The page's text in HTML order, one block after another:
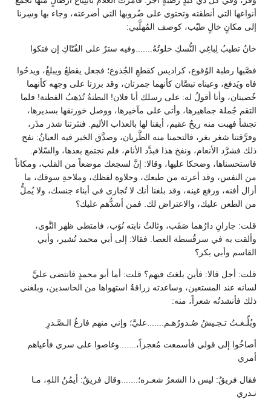
أنواعها التي أنطقته وتحتوي على ضُروبها التي أضرعته، وجاء بها وسِرنا
إلى مكانٍ خالٍ طيّب، كوصف المُهلَّبي:
خانٌ تطيبُ لِباغِي النُّسكِ خلوتُهُ.......وفيه سترٌ على الفُتّاكِ إن فتكوا
فصَّبها رطبة الوُقوع، كراديس كقطعِ الجُذوع؛ فجعل يقطعُ ويبلغُ، ويدحُوا
فاه ويَدفع، وعيناه تبصَّان كأنهما جمرتان، وقد برزتا على وجهه كأنهما
خُصيتان، وأنا أقولُ له: على رسلك أبا فلان! البطنةُ تُذهبُ الفطنة! فلما
التقم جُملة جماهيرها، وأتى على مآخيرها، ووصل خورنقها بسديرها،
تجشأ فهبت منه ريحٌ عقيم، أيقنا لها بالعذاب الأليم. فنثرتنا شذر مذَر،
وفرَّقتنا شغر بغر، فالتحمنا منه الظَّريان، وصدَّق الخبر فيه العيانُ: نفح
ذلك فشرَّد الأنعام، ونفخ هذا فبدَّد الأنام، فلم نجتمع بعدها، والسّلام.
فاستحسناها، وضحكا عليها، وقالا: إنَّ لسجعك موضعاً من القلب، ومكاناً
من النفس، وقد أعرته من طبعك، وحلاوة لفظك، وملاحةِ سوقك، ما
أزال أفنه، ورفع غينه، وقد بلغنا أنك لا تُجازى في أبناء جنسك، ولا يُملُّ
من الطعن عليك، والاعتراض لك. فمن أشدُّهم عليك؟
قلت: جارانِ دارُهما صَقَب، وثالثٌ نابته نُوَب، فامتطى ظهر النَّوى،
وألقت به في سرقُسطة العصا. فقالا: إلى أبي محمد تُشير، وأبي
القاسم وأبي بكر؟
قلت: أجل قالا: فأين بلغتَ فيهم؟ قلت: أما أبو محمدٍ فانتضى عليَّ
لسانه عند المستعين، وساعدته زراقةٌ استهواها من الحاسدين، وبلغني
ذلك فأنشدتُه شعراً، منه:
وبُلِّـغـتُ تـجـيشُ صُـدورُهـم.......عليَّ؛ وإني منهم فارغُ الـصَّـدرِ
أصاخُوا إلى قولي فأسمعت مُعجزاً،.......وغاصوا على سري فأعياهم
أمري
فقال فريقٌ: ليس ذا الشعرُ شعـره؛.......وقال فريقٌ: أيمُنُ اللهِ، مـا
نـدري